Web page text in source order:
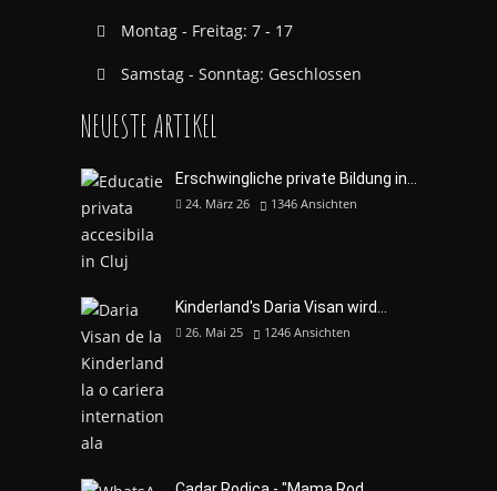
Montag - Freitag: 7 - 17
Samstag - Sonntag: Geschlossen
NEUESTE ARTIKEL
Erschwingliche private Bildung in...
24. März 26 1346 Ansichten
Kinderland's Daria Visan wird...
26. Mai 25 1246 Ansichten